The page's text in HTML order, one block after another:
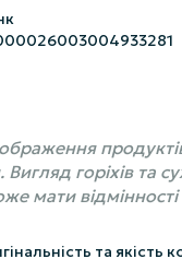
горіхів та
мати відмінності
та якість